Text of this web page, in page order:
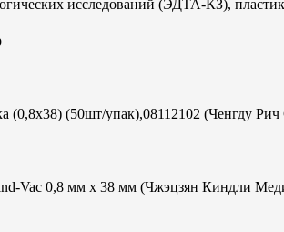
исследований (ЭДТА-КЗ),
(0,8х38) (50шт/упак),08112102 (Ченгду
Vac 0,8 мм х 38 мм (Чжэцзян Киндли